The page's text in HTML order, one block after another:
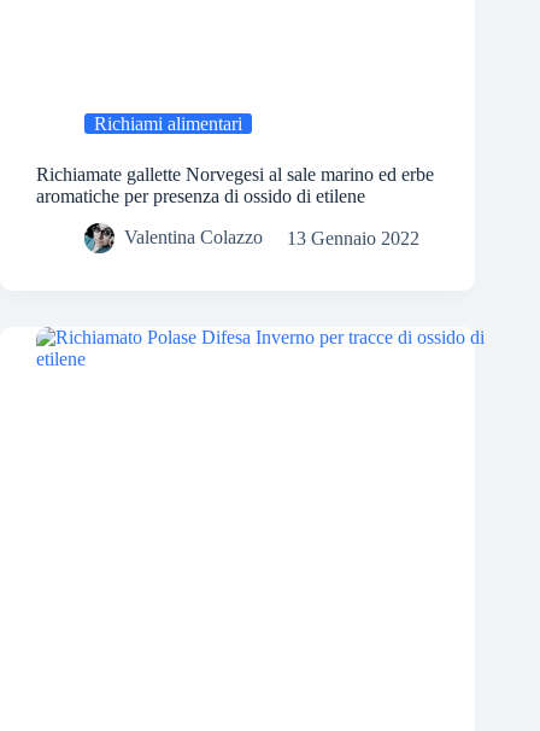
Richiami alimentari
Richiamate gallette Norvegesi al sale marino ed erbe
aromatiche per presenza di ossido di etilene
Valentina Colazzo 13 Gennaio 2022